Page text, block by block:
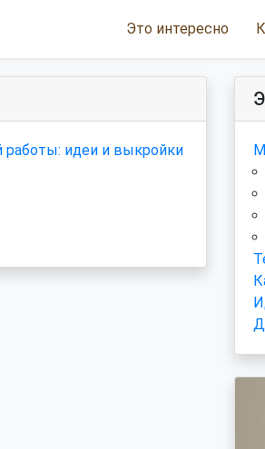
Это интересно
работы: идеи и выкройки